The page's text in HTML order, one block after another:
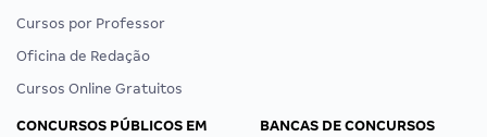
Cursos por Professor
Oficina de Redação
Cursos Online Gratuitos
CONCURSOS PÚBLICOS EM
BANCAS DE CONCURSOS